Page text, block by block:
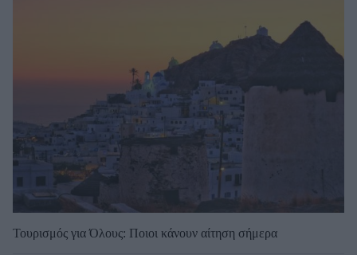
Τουρισμός για Όλους: Ποιοι κάνουν αίτηση σήμερα